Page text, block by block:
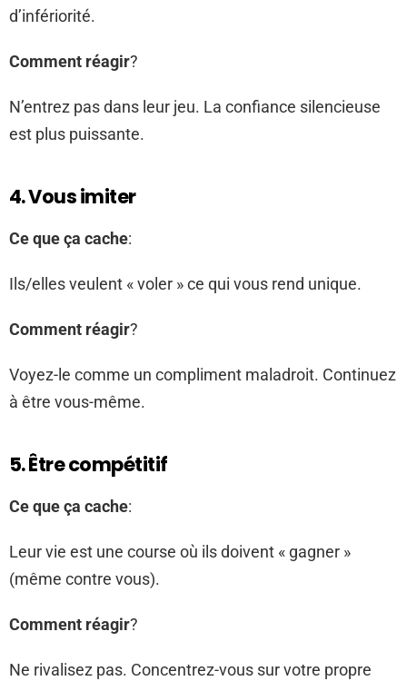
d’infériorité.
Comment réagir?
N’entrez pas dans leur jeu. La confiance silencieuse
est plus puissante.
4. Vous imiter
Ce que ça cache:
Ils/elles veulent « voler » ce qui vous rend unique.
Comment réagir?
Voyez-le comme un compliment maladroit. Continuez
à être vous-même.
5. Être compétitif
Ce que ça cache:
Leur vie est une course où ils doivent « gagner »
(même contre vous).
Comment réagir?
Ne rivalisez pas. Concentrez-vous sur votre propre